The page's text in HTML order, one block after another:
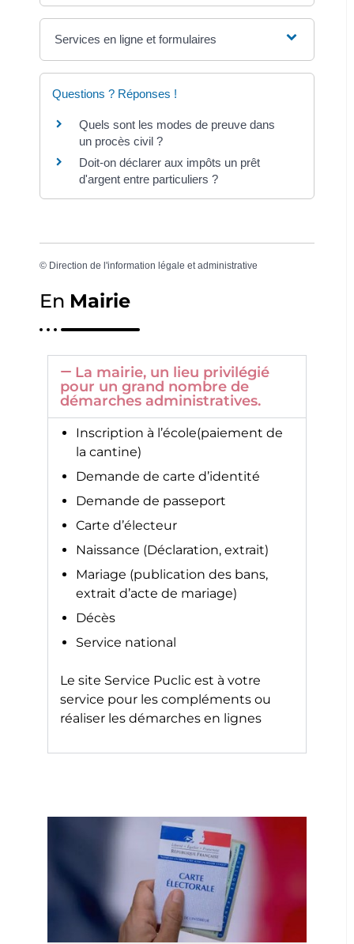
Services en ligne et formulaires
Questions ? Réponses !
Quels sont les modes de preuve dans
un procès civil ?
Doit-on déclarer aux impôts un prêt
d'argent entre particuliers ?
© Direction de l'information légale et administrative
En Mairie
La mairie, un lieu privilégié
pour un grand nombre de
démarches administratives.
Inscription à l’école(paiement de
la cantine)
Demande de carte d’identité
Demande de passeport
Carte d’électeur
Naissance (Déclaration, extrait)
Mariage (publication des bans,
extrait d’acte de mariage)
Décès
Service national
Le site Service Puclic est à votre
service pour les compléments ou
réaliser les démarches en lignes